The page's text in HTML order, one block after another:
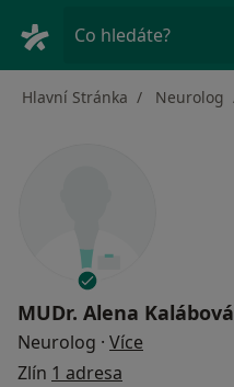
Co hledáte?
Hlavní Stránka Neurolog
MUDr. Alena Kalábová
Neurolog · Více
Zlín 1 adresa